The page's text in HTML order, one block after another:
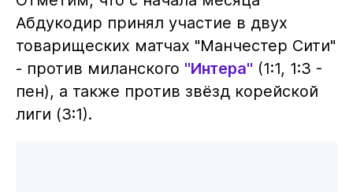
Абдукодир принял участие в двух
товарищеских матчах "Манчестер Сити"
- против миланского "Интера" (1:1, 1:3 -
пен), а также против звёзд корейской
лиги (3:1).